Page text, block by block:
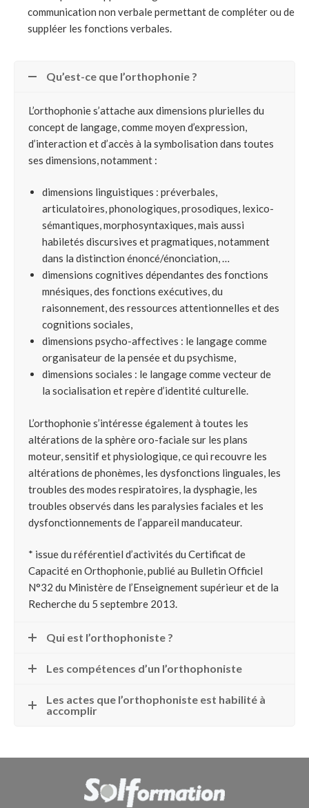
communication non verbale permettant de compléter ou de
suppléer les fonctions verbales.
Qu’est-ce que l’orthophonie ?
L’orthophonie s’attache aux dimensions plurielles du
concept de langage, comme moyen d’expression,
d’interaction et d’accès à la symbolisation dans toutes
ses dimensions, notamment :
dimensions linguistiques : préverbales,
articulatoires, phonologiques, prosodiques, lexico-
sémantiques, morphosyntaxiques, mais aussi
habiletés discursives et pragmatiques, notamment
dans la distinction énoncé/énonciation, …
dimensions cognitives dépendantes des fonctions
mnésiques, des fonctions exécutives, du
raisonnement, des ressources attentionnelles et des
cognitions sociales,
dimensions psycho-affectives : le langage comme
organisateur de la pensée et du psychisme,
dimensions sociales : le langage comme vecteur de
la socialisation et repère d’identité culturelle.
L’orthophonie s’intéresse également à toutes les
altérations de la sphère oro-faciale sur les plans
moteur, sensitif et physiologique, ce qui recouvre les
altérations de phonèmes, les dysfonctions linguales, les
troubles des modes respiratoires, la dysphagie, les
troubles observés dans les paralysies faciales et les
dysfonctionnements de l’appareil manducateur.
* issue du référentiel d’activités du Certificat de
Capacité en Orthophonie, publié au Bulletin Officiel
N°32 du Ministère de l’Enseignement supérieur et de la
Recherche du 5 septembre 2013.
Qui est l’orthophoniste ?
Les compétences d’un l’orthophoniste
Les actes que l’orthophoniste est habilité à
accomplir